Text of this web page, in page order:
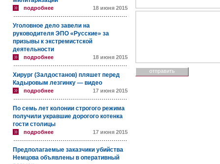
подробнее 18 июня 2015
Уголовное дело завели на
руководителя ЭПО «Русские» за
призывы к экстремистской
деятельности
подробнее 18 июня 2015
Хирург (Залдостанов) пляшет перед
Кадыровым лезгинку — видео
подробнее 17 июня 2015
По семь лет колонии строгого режима
получили укравшие дорогого котенка
гости столицы
подробнее 17 июня 2015
Предполагаемые заказчики убийства
Немцова объявлены в оперативный